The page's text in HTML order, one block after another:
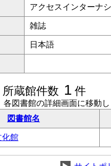
アクセスインターナ
雑誌
日本語
所蔵館件数 1 件
図書館の詳細画面に移動し
図書館名
化館